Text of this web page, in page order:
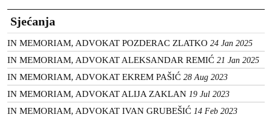
Sjećanja
IN MEMORIAM, ADVOKAT POZDERAC ZLATKO 24 Jan 2025
IN MEMORIAM, ADVOKAT ALEKSANDAR REMIĆ 21 Jan 2025
IN MEMORIAM, ADVOKAT EKREM PAŠIĆ 28 Aug 2023
IN MEMORIAM, ADVOKAT ALIJA ZAKLAN 19 Jul 2023
IN MEMORIAM, ADVOKAT IVAN GRUBEŠIĆ 14 Feb 2023